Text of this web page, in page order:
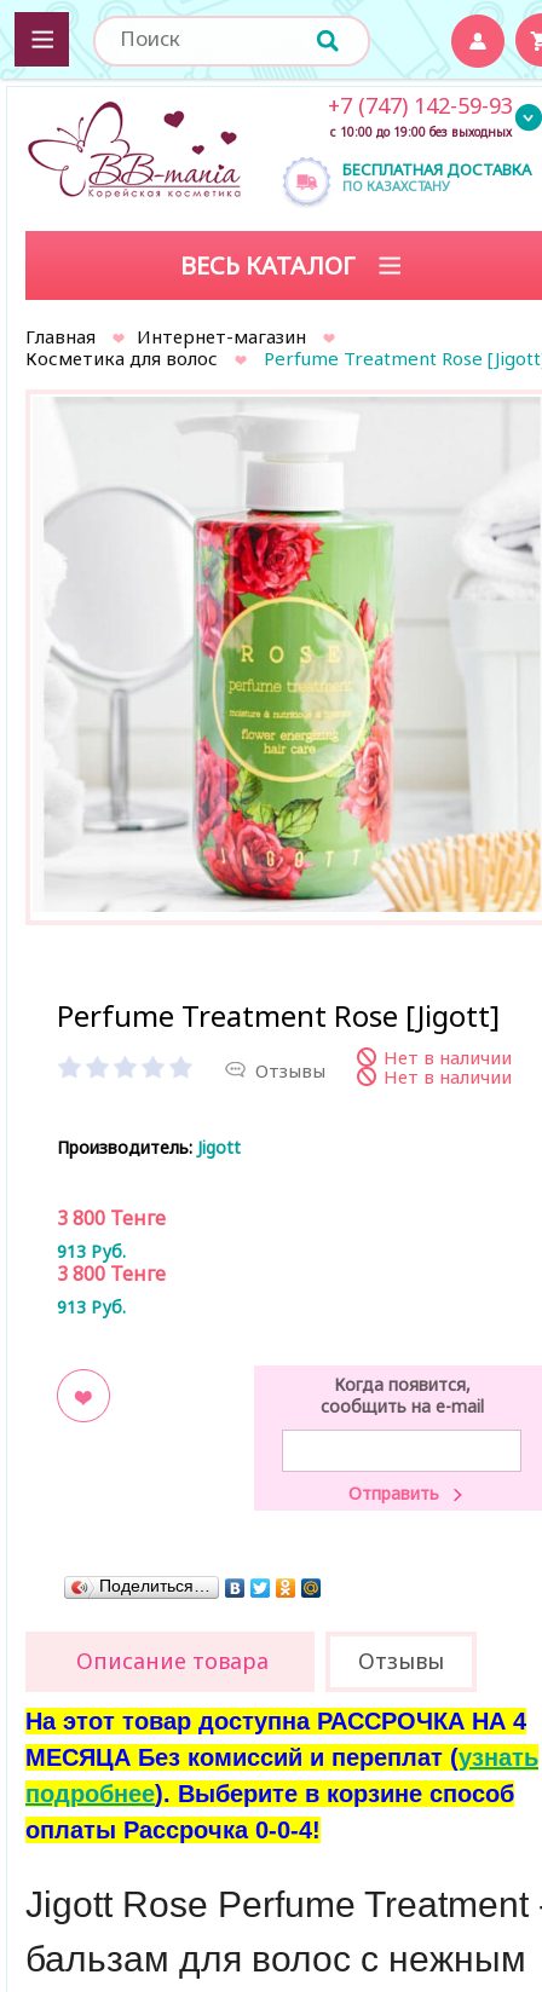
БЕСПЛАТНАЯ ДОСТАВКА
ПО КАЗАХСТАНУ
+7 (747) 142-59-93
с 10:00 до 19:00 без выходных
ВЕСЬ КАТАЛОГ
Главная
Интернет-магазин
Косметика для волос
Perfume Treatment Rose
Perfume Treatment Rose [Jigott]
Отзывы
Нет в наличии
Нет в наличии
Производитель: Jigott
3 800 Тенге
913 Руб.
3 800 Тенге
913 Руб.
Когда появится,
сообщить на e-mail
Поделиться…
Описание товара Отзывы
На этот товар доступна РАССРОЧКА НА 4
МЕСЯЦА Без комиссий и переплат (узнать
подробнее). Выберите в корзине способ
оплаты Рассрочка 0-0-4!
Jigott Rose Perfume Treatment
бальзам для волос с нежным